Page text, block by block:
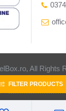
All Rights
FILTER PRODUCTS